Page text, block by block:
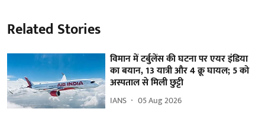
Related Stories
विमान में टर्बुलेंस की घटना पर एयर इंडिया
का बयान, 13 यात्री और 4 क्रू घायल; 5 को
अस्पताल से मिली छुट्टी
IANS 05 Aug 2026